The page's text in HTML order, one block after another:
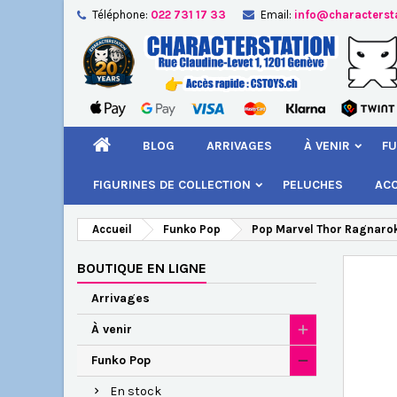
Téléphone: 022 731 17 33 Email:
BLOG ARRIVAGES À VENIR
FIGURINES DE COLLECTION PELUCHES
Accueil Funko Pop Pop Marvel Thor
BOUTIQUE EN LIGNE
Arrivages
À venir
Funko Pop
En stock